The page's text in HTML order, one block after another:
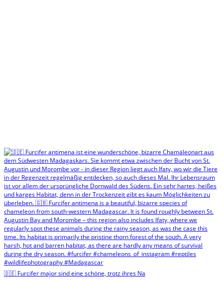
🇩🇪 Furcifer major sind eine schöne, trotz ihres Na